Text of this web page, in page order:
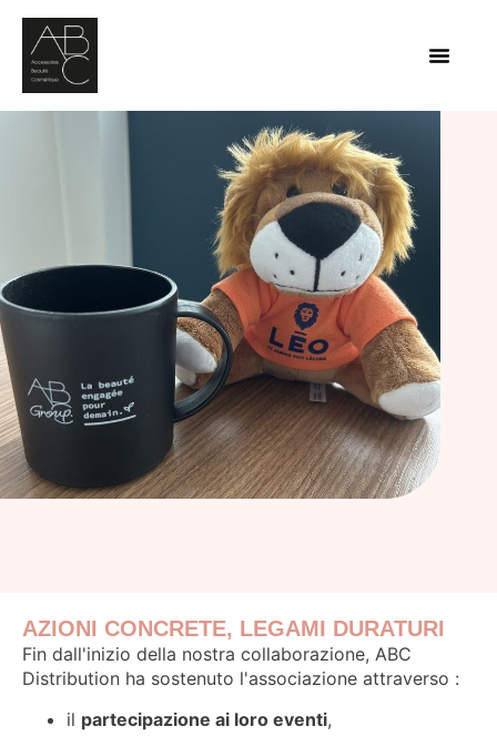
AZIONI CONCRETE, LEGAMI DURATURI
Fin dall'inizio della nostra collaborazione, ABC
Distribution ha sostenuto l'associazione attraverso :
il partecipazione ai loro eventi,